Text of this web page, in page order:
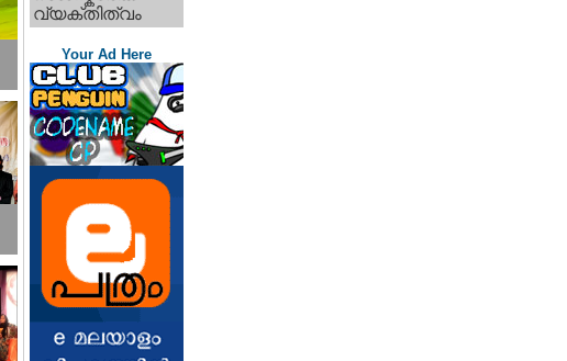
വ്യക്തിത്വം
Your Ad Here